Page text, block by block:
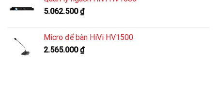
5.062.500₫
Micro để bàn HiVi HV1500
2.565.000₫